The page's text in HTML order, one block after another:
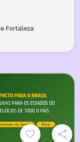
Fortaleza